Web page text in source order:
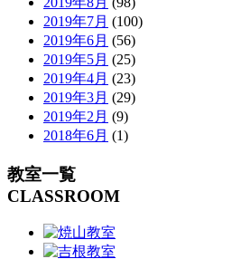
2019年7月 (100)
2019年6月 (56)
2019年5月 (25)
2019年4月 (23)
2019年3月 (29)
2019年2月 (9)
2018年6月 (1)
教室一覧
CLASSROOM